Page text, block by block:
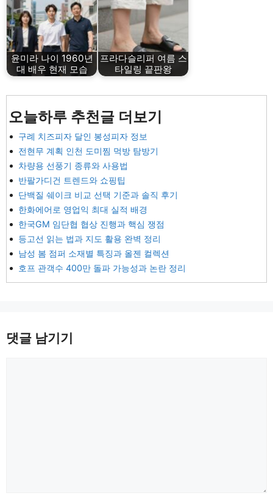
윤미라 나이 1960년
대 배우 현재 모습
프라다슬리퍼 여름 스
타일링 끝판왕
오늘하루 추천글 더보기
구례 치즈피자 달인 봉성피자 정보
전현무 계획 인천 도미찜 먹방 탐방기
차량용 선풍기 종류와 사용법
반팔가디건 트렌드와 쇼핑팁
단백질 쉐이크 비교 선택 기준과 솔직 후기
한화에어로 영업익 최대 실적 배경
한국GM 임단협 협상 진행과 핵심 쟁점
등고선 읽는 법과 지도 활용 완벽 정리
남성 봄 점퍼 소재별 특징과 올젠 컬렉션
호프 관객수 400만 돌파 가능성과 논란 정리
댓글 남기기